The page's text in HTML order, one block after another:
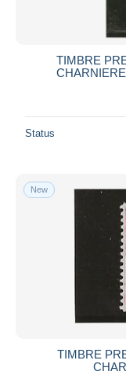
TIMBRE
Status
New
TIMBRE